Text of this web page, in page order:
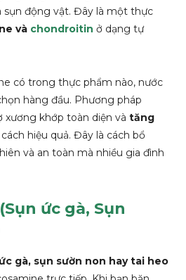
sụn động vật. Đây là một thực
và chondroitin ở dạng tự
có trong thực phẩm nào, nước
hàng đầu. Phương pháp
khớp toàn diện và tăng
hiệu quả. Đây là cách bổ
và an toàn mà nhiều gia đình
ức gà, Sụn
gà, sụn sườn non hay tai heo